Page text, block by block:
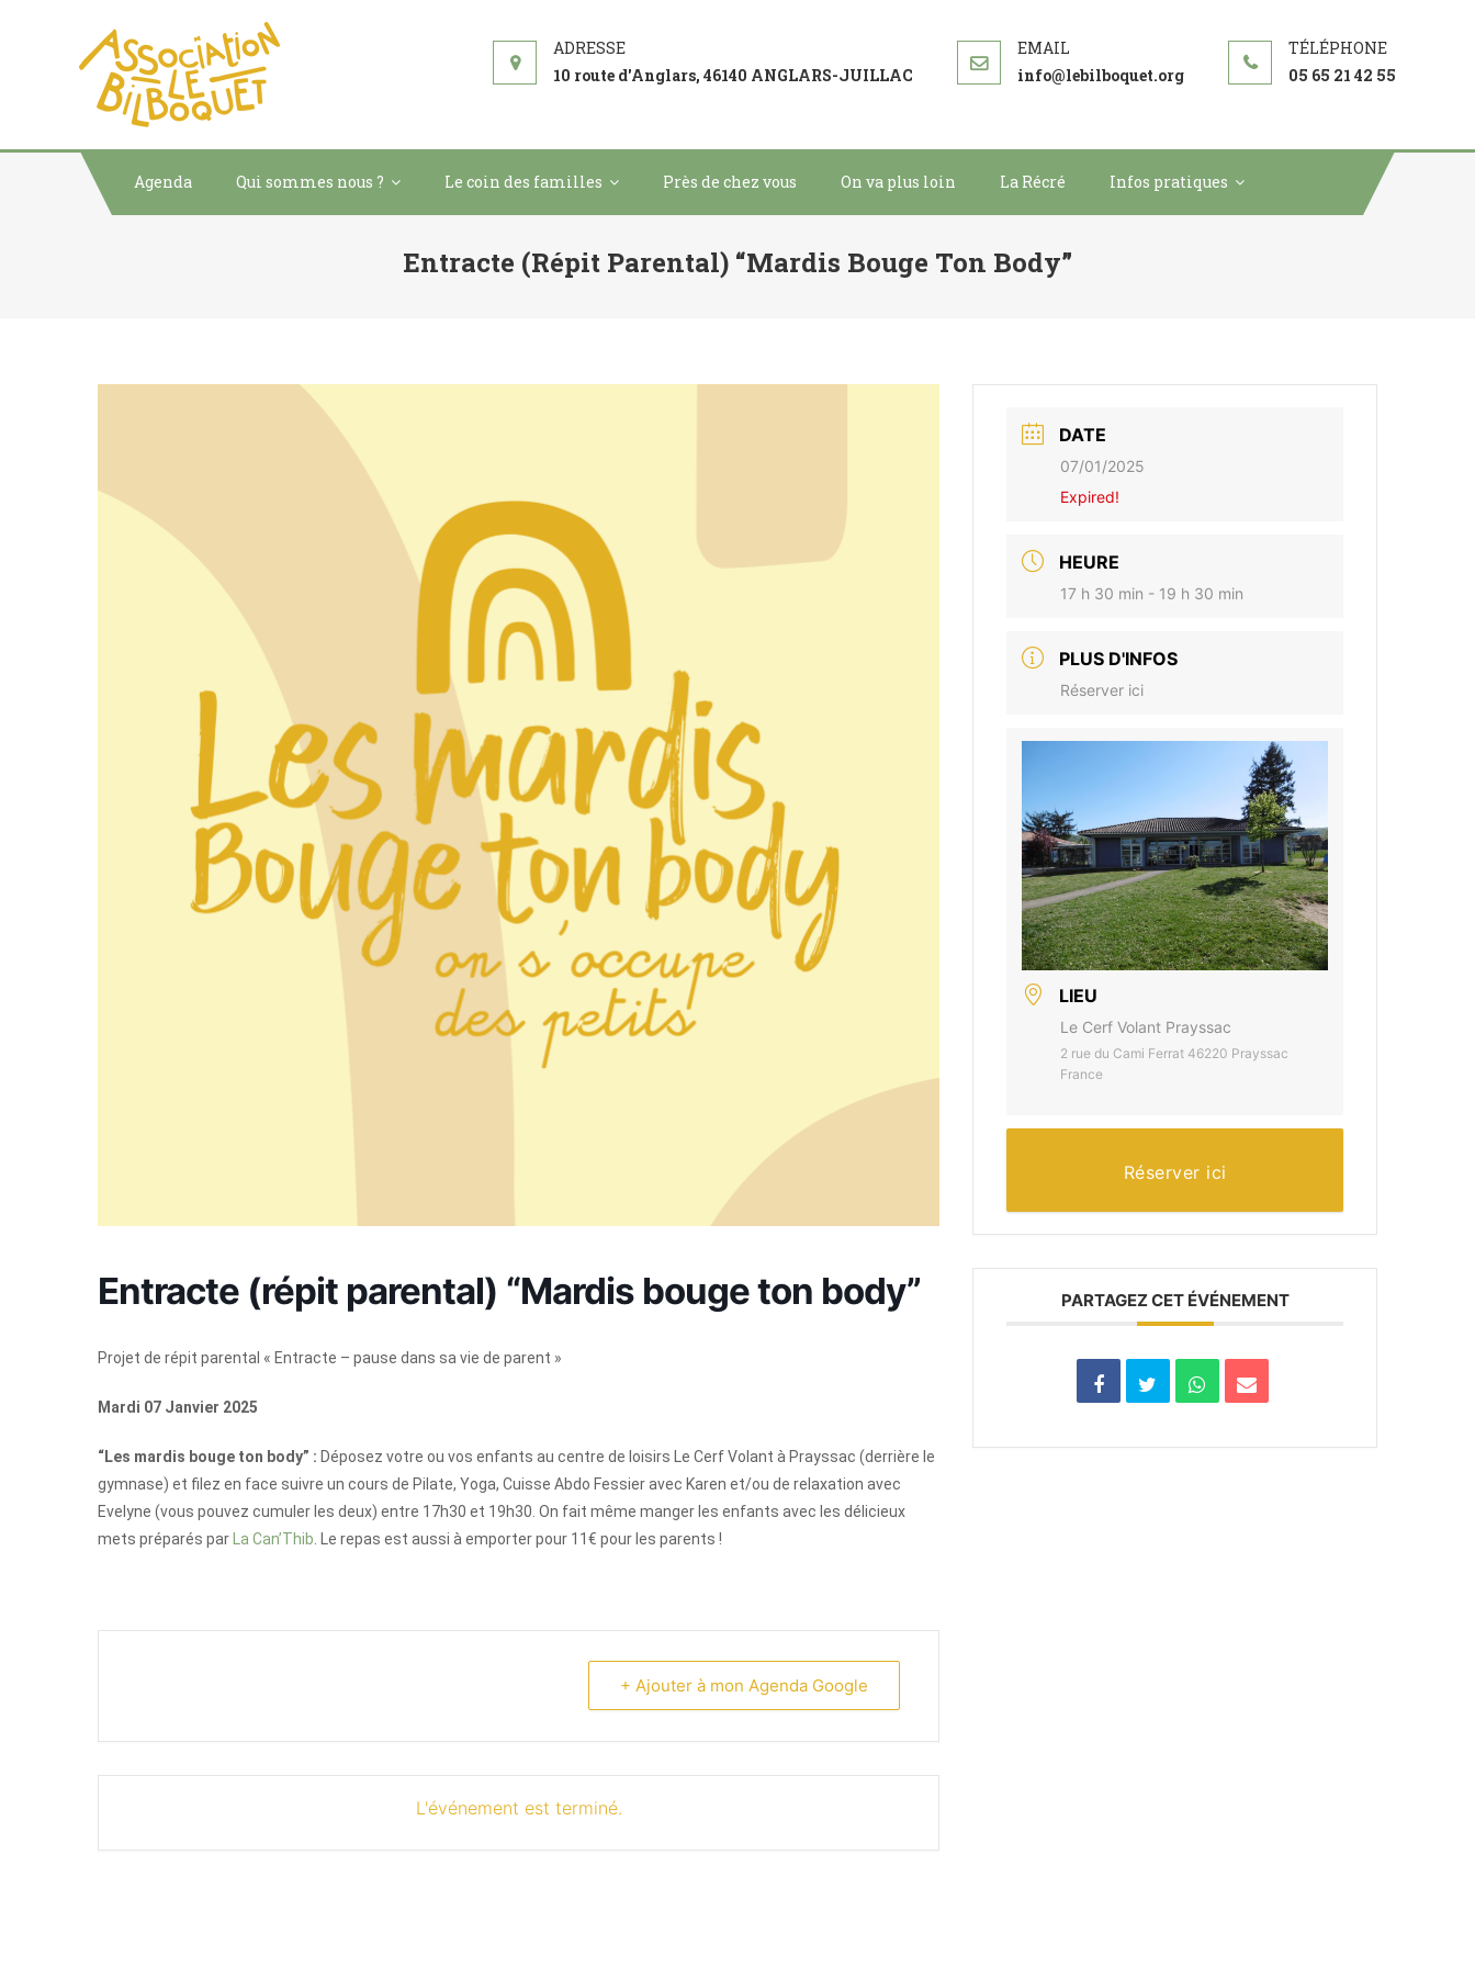
ASSOCIATION LE BILBOQUET
acteur social de développement
10 route d'Anglars, 46140 ANGLARS-JUILLAC
info@lebilboquet.org 05 65 21 42 55
Agenda Qui sommes nous ? Le coin des familles Près de chez vous On va plus loin La Récré Infos pratiques
Entracte (répit Parental) “Mardis Bouge Ton Body”
Entracte (répit parental) “Mardis bouge ton body”
Projet de répit parental « Entracte – pause dans sa vie de parent »
Mardi 07 Janvier 2025
“Les mardis bouge ton body” : Déposez votre ou vos enfants au centre de loisirs Le Cerf Volant à Prayssac (derrière le
gymnase) et filez en face suivre un cours de Pilate, Yoga, Cuisse Abdo Fessier avec Karen et/ou de relaxation avec
Evelyne (vous pouvez cumuler les deux) entre 17h30 et 19h30. On fait même manger les enfants avec les délicieux
mets préparés par La Can’Thib. Le repas est aussi à emporter pour 11€ pour les parents !
+ Ajouter à mon Agenda Google
L'événement est terminé.
DATE
07/01/2025
Expired!
HEURE
17 h 30 min - 19 h 30 min
PLUS D'INFOS
Réserver ici
LIEU
Le Cerf Volant Prayssac
2 rue du Cami Ferrat 46220 Prayssac
France
Réserver ici
PARTAGEZ CET ÉVÉNEMENT